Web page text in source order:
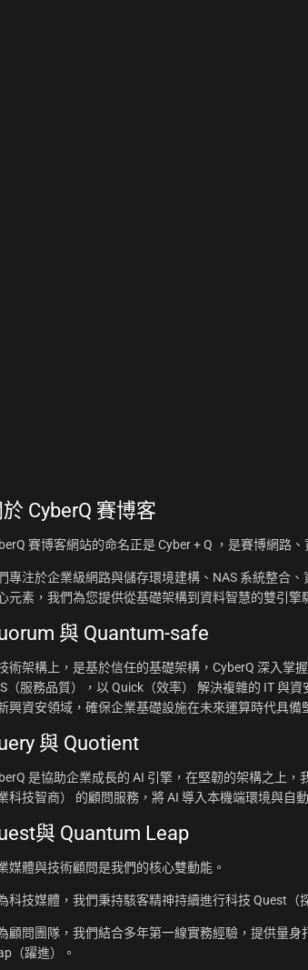
於 CyberQ 賽博客
賽博客網站的命名正是 Cyber + Q ，是賽博網路
專注於企業級網路與儲存環境建構、NAS 系統整合
元素，我們為您提供從基礎架構到資料智慧的雙引擎
與 Quantum-safe
術架構上，是基於信任的基礎架構，CyberQ 深入掌
（服務品質），以 Quick（效率） 解決複雜的 IT 與
興資安領域，確保企業基礎設施在未來運算時代具備
與 Quotient
是協助企業成長的 AI 引擎，在堅韌的架構之上
科技智商） 的顧問服務，將 AI 導入本機端環境與自
與 Quantum Leap
媒體與技術顧問是我們的核心雙動能。
科技媒體，我們秉持駭客精神持續進行科技 Quest（
顧問團隊，我們結合多年第一線實務經驗，提供量
（躍進）。